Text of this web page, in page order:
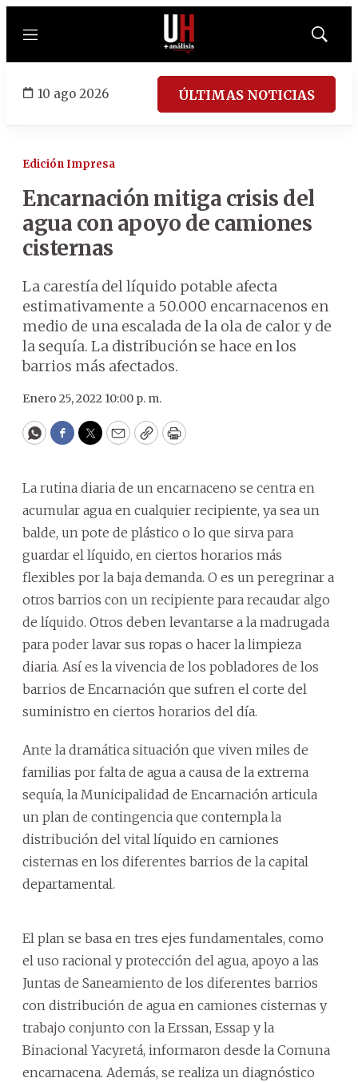
Menú
Mostrar
10 ago 2026 ÚLTIMAS NOTICIAS
Edición Impresa
Encarnación mitiga crisis del
agua con apoyo de camiones
cisternas
La carestía del líquido potable afecta
estimativamente a 50.000 encarnacenos en
medio de una escalada de la ola de calor y de
la sequía. La distribución se hace en los
barrios más afectados.
Enero 25, 2022 10:00 p. m.
WhatsApp
Facebook
Twitter
EmailCopyPrint
La rutina diaria de un encarnaceno se centra en
acumular agua en cualquier recipiente, ya sea un
balde, un pote de plástico o lo que sirva para
guardar el líquido, en ciertos horarios más
flexibles por la baja demanda. O es un peregrinar a
otros barrios con un recipiente para recaudar algo
de líquido. Otros deben levantarse a la madrugada
para poder lavar sus ropas o hacer la limpieza
diaria. Así es la vivencia de los pobladores de los
barrios de Encarnación que sufren el corte del
suministro en ciertos horarios del día.
Ante la dramática situación que viven miles de
familias por falta de agua a causa de la extrema
sequía, la Municipalidad de Encarnación articula
un plan de contingencia que contempla la
distribución del vital líquido en camiones
cisternas en los diferentes barrios de la capital
departamental.
El plan se basa en tres ejes fundamentales, como
el uso racional y protección del agua, apoyo a las
Juntas de Saneamiento de los diferentes barrios
con distribución de agua en camiones cisternas y
trabajo conjunto con la Erssan, Essap y la
Binacional Yacyretá, informaron desde la Comuna
encarnacena. Además, se realiza un diagnóstico